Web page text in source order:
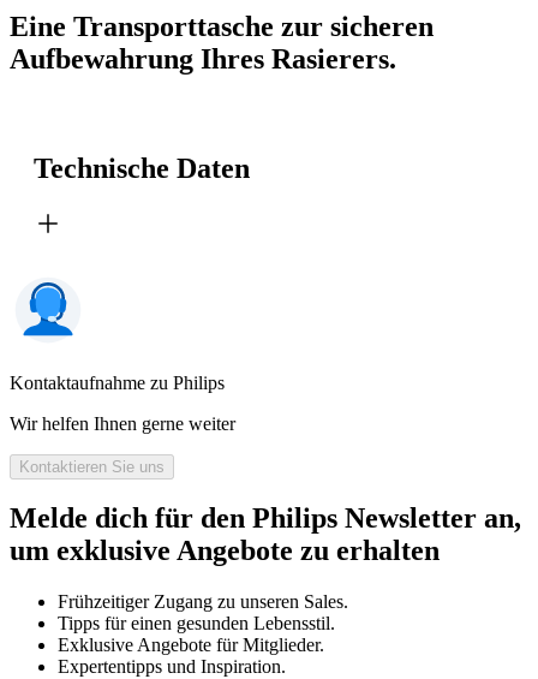
Eine Transporttasche zur sicheren
Aufbewahrung Ihres Rasierers.
Technische Daten
Kontaktaufnahme zu Philips
Wir helfen Ihnen gerne weiter
Kontaktieren Sie uns
Melde dich für den Philips Newsletter an,
um exklusive Angebote zu erhalten
Frühzeitiger Zugang zu unseren Sales.
Tipps für einen gesunden Lebensstil.
Exklusive Angebote für Mitglieder.
Expertentipps und Inspiration.